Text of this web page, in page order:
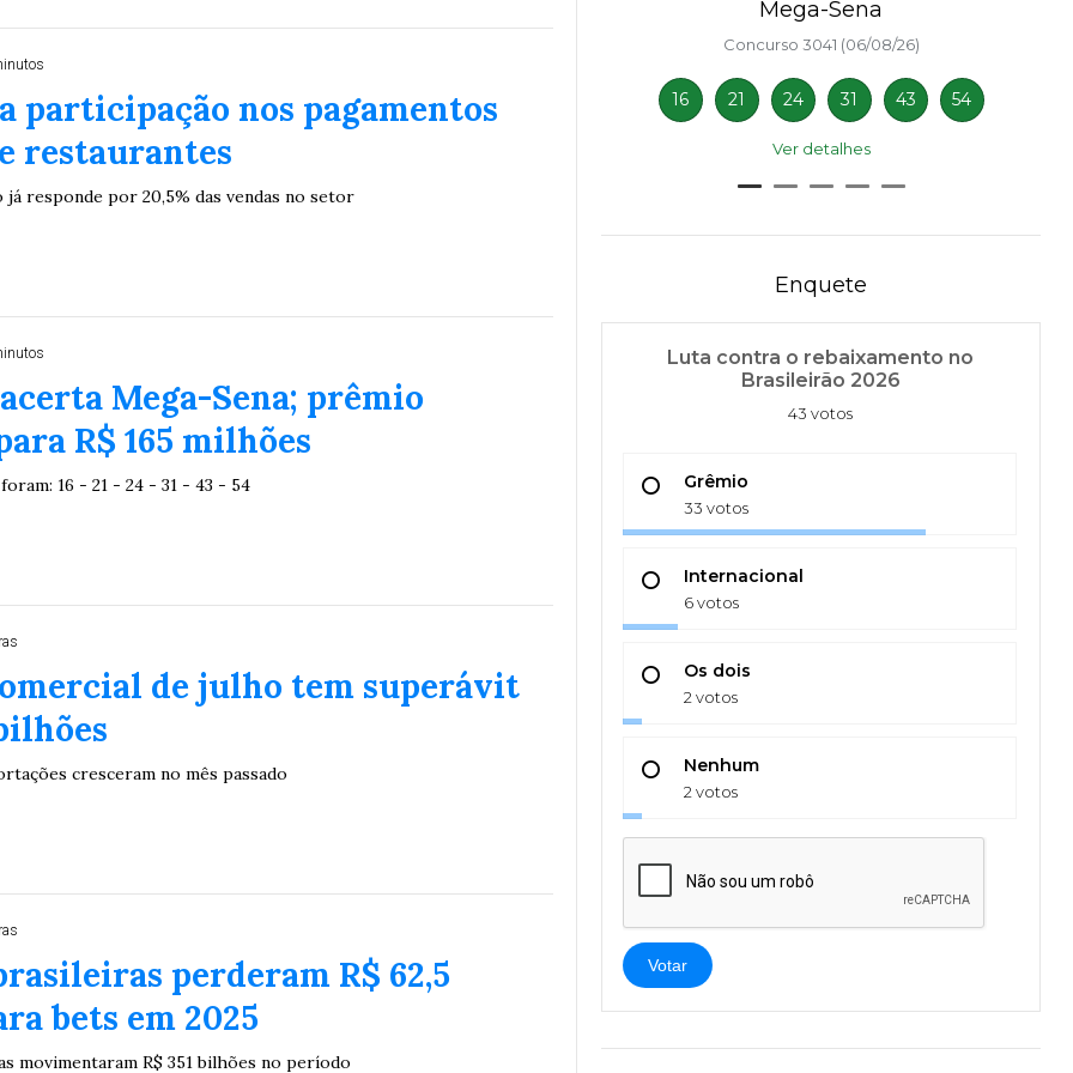
participação nos pagamentos
restaurantes
já responde por 20,5% das vendas no setor
Mega-Sena; prêmio
R$ 165 milhões
16 - 21 - 24 - 31 - 43 - 54
de julho tem superávit
cresceram no mês passado
perderam R$ 62,5
bets em 2025
movimentaram R$ 351 bilhões no período
27 33
50 56 61
74 93
10 14 16 21 30
Mega-Sena
Concurso 3041 (06/08/26)
16 21 24 31 43 54
Ver detalhes
Enquete
Luta contra o rebaixamento no
Brasileirão 2026
43 votos
Grêmio
33 votos
Internacional
6 votos
Os dois
2 votos
Nenhum
2 votos
Votar